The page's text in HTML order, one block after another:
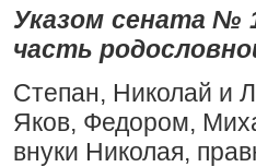
Указом сената №
часть
Степан, Николай и
Яков, Федором,
внуки Николая,